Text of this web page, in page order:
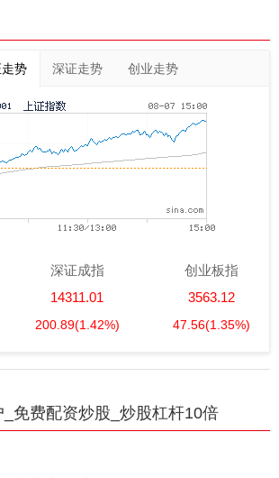
走势 深证走势 创业走势
深证成指
14311.01
200.89(1.42%)
创业板指
3563.12
47.56(1.35%)
免费配资炒股_炒股杠杆10倍